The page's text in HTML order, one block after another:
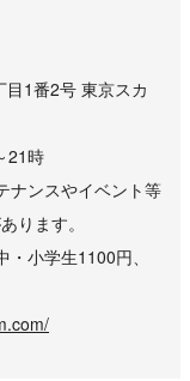
1番2号 東京スカ
21時
ナンスやイベント等
ります。
小学生1100円、